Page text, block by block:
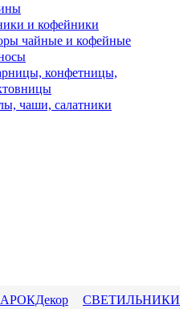
и кофейники
чайные и кофейные
конфетницы,
чаши, салатники
СВЕТИЛЬНИКИ